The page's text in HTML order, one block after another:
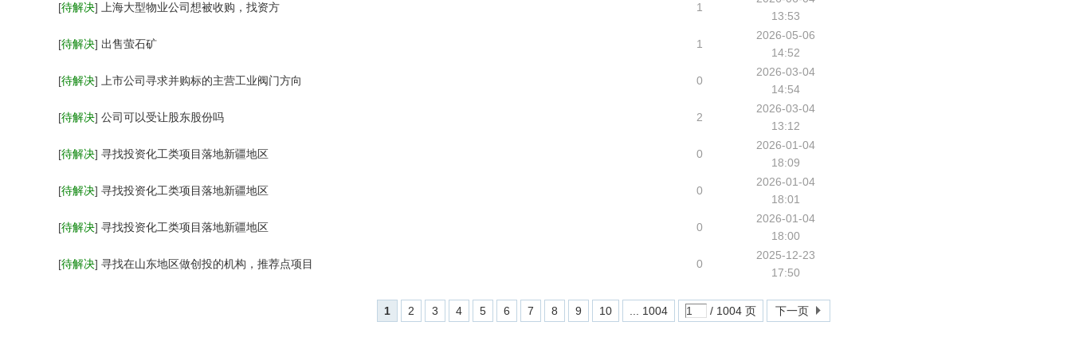
[待解决] 上海大型物业公司想被收购，找资方 1
13:53
[待解决] 出售萤石矿 1
2026-05-06
14:52
[待解决] 上市公司寻求并购标的主营工业阀门方向 0
2026-03-04
14:54
[待解决] 公司可以受让股东股份吗 2
2026-03-04
13:12
[待解决] 寻找投资化工类项目落地新疆地区 0
2026-01-04
18:09
[待解决] 寻找投资化工类项目落地新疆地区 0
2026-01-04
18:01
[待解决] 寻找投资化工类项目落地新疆地区 0
2026-01-04
18:00
[待解决] 寻找在山东地区做创投的机构，推荐点项目 0
2025-12-23
17:50
1 2 3 4 5 6 7 8 9 10 ... 1004 / 1004 页 下一页